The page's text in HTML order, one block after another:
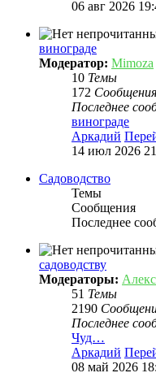
06 авг 2026
винограде
Модератор: Mimoza
10 Темы
172 Сообщения
Последнее
винограде
Аркадий
14 июл 2026
Садоводство
Темы
Сообщения
Последнее
садоводству
Модераторы:
51 Темы
2190
Последнее
Чуд…
Аркадий
08 май 2026